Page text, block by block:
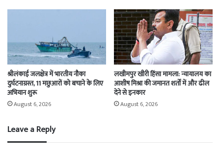
श्रीलंकाई जलक्षेत्र में भारतीय नौका
दुर्घटनाग्रस्त, 11 मछुआरों को बचाने के लिए
अभियान शुरू
August 6, 2026
लखीमपुर खीरी हिंसा मामला: न्यायालय का
आशीष मिश्रा की जमानत शर्तों में और ढील
देने से इनकार
August 6, 2026
Leave a Reply